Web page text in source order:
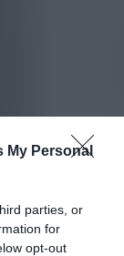
My Personal
parties, or
for
opt-out